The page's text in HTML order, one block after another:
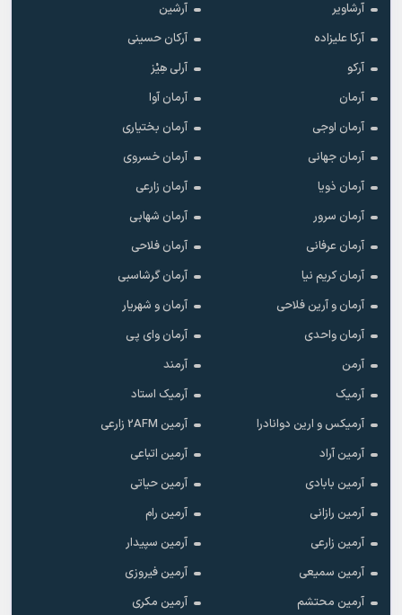
آرشاویر
آرشین
آرکا علیزاده
آرکان حسینی
آرکو
آرلی هِیْز
آرمان
آرمان آوا
آرمان اوجی
آرمان بختیاری
آرمان جهانی
آرمان خسروی
آرمان ذویا
آرمان زارعی
آرمان سرور
آرمان شهابی
آرمان عرفانی
آرمان فلاحی
آرمان کریم نیا
آرمان گرشاسبی
آرمان و آرین فلاحی
آرمان و شهریار
آرمان واحدی
آرمان وای پی
آرمن
آرمند
آرمیک
آرمیک استاد
آرمیکس و ارین دوانادرا
آرمین 2AFM زارعی
آرمین آراد
آرمین اتباعی
آرمین بابادی
آرمین حیاتی
آرمین رازانی
آرمین رام
آرمین زارعی
آرمین سپیدار
آرمین سمیعی
آرمین فیروزی
آرمین محتشم
آرمین مکری